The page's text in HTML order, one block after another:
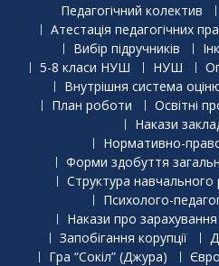
Педагогічний колектив
Атестація педагогічних
Вибір підручників
5-8 класи НУШ
НУШ
Внутрішня система
План роботи
Освітні
Накази
Нормативно-
Форми здобуття
Структура навчального
Психолого-
Накази про зарахування
Запобігання корупції
Гра “Сокіл” (Джура)